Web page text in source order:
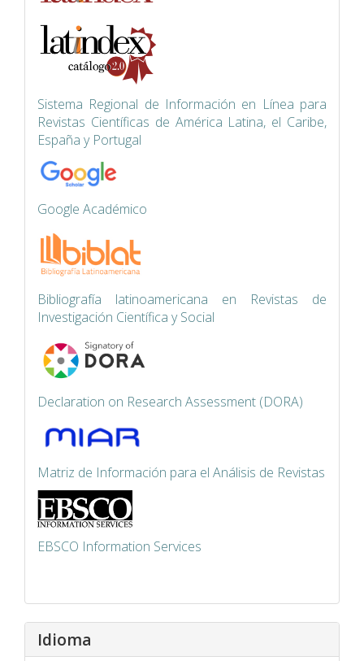
Sistema Regional de Información en Línea para
Revistas Científicas de América Latina, el Caribe,
España y Portugal
Google Académico
Bibliografía latinoamericana en Revistas de
Investigación Científica y Social
Declaration on Research Assessment (DORA)
Matriz de Información para el Análisis de Revistas
EBSCO Information Services
Idioma